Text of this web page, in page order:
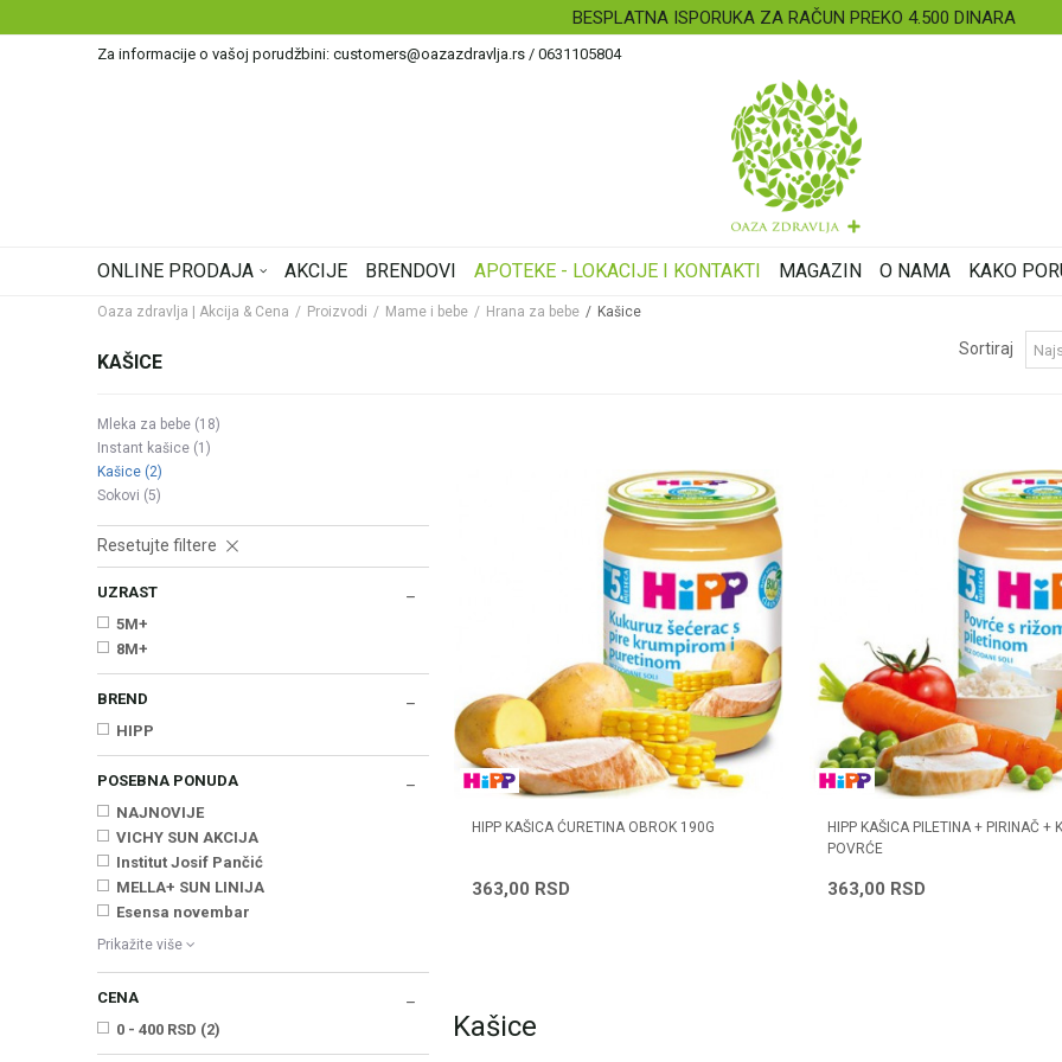
BESPLATNA ISPORUKA ZA RAČUN PREKO 4.500 DINARA
Za informacije o vašoj porudžbini: customers@oazazdravlja.rs / 0631105804
ONLINE PRODAJA AKCIJE BRENDOVI APOTEKE - LOKACIJE I KONTAKTI MAGAZIN O NAMA KAKO
Oaza zdravlja | Akcija & Cena Proizvodi Mame i bebe Hrana za bebe Kašice
KAŠICE
Sortiraj
Mleka za bebe (18)
Instant kašice (1)
Kašice (2)
Sokovi (5)
Resetujte filtere
UZRAST
5M+
8M+
BREND
HIPP
POSEBNA PONUDA
NAJNOVIJE
VICHY SUN AKCIJA
Institut Josif Pančić
MELLA+ SUN LINIJA
Esensa novembar
Prikažite više
CENA
0 - 400 RSD (2)
HIPP KAŠICA ĆURETINA OBROK 190G
363,00 RSD
HIPP KAŠICA PILETINA + PIRINAČ +
POVRĆE
363,00 RSD
Kašice